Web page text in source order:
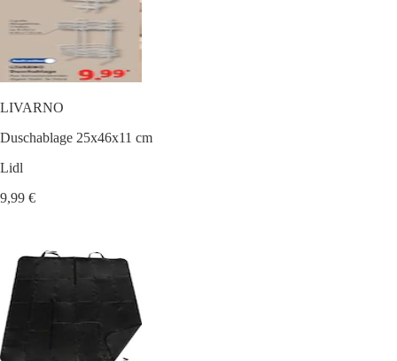
LIVARNO
Duschablage 25x46x11 cm
Lidl
9,99 €